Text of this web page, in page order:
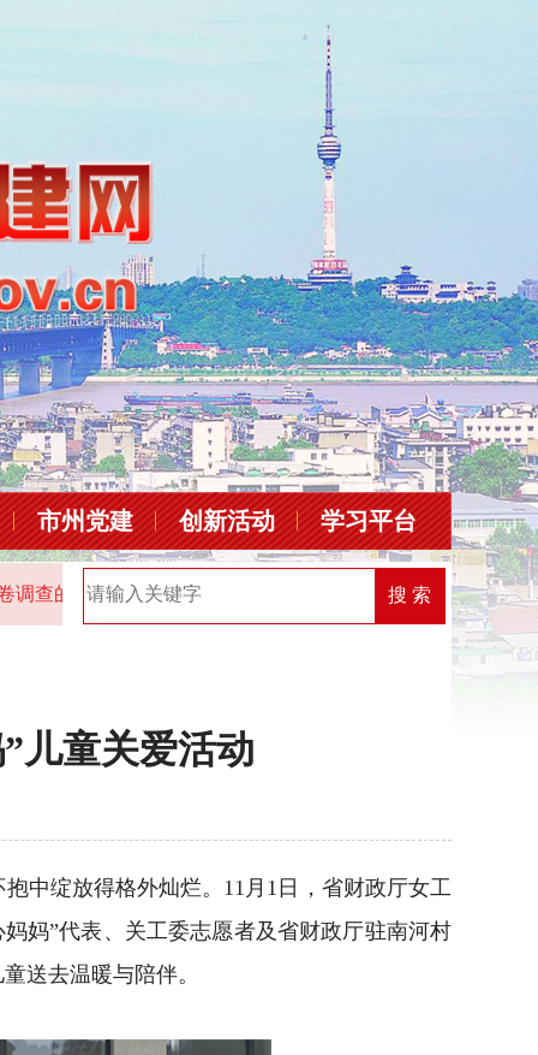
市州党建 创新活动 学习平台
2025年“机关党建创新榜”优秀案例名单 2026年中共湖
搜 索
儿童关爱活动
绽放得格外灿烂。11月1日，省财政厅女工
妈”代表、关工委志愿者及省财政厅驻南河村
送去温暖与陪伴。